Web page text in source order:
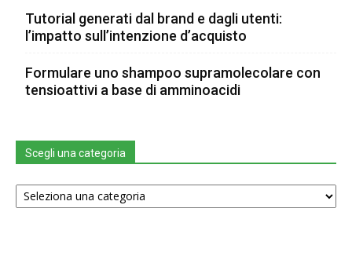
Tutorial generati dal brand e dagli utenti:
l’impatto sull’intenzione d’acquisto
Formulare uno shampoo supramolecolare con
tensioattivi a base di amminoacidi
Scegli una categoria
Scegli
una